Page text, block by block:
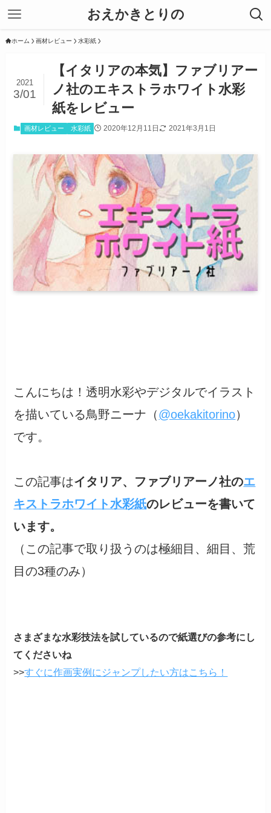
おえかきとりの
ホーム 画材レビュー 水彩紙
【イタリアの本気】ファブリアー
ノ社のエキストラホワイト水彩
紙をレビュー
2021
3/01
画材レビュー 水彩紙 2020年12月11日 2021年3月1日
こんにちは！透明水彩やデジタルでイラスト
を描いている鳥野ニーナ（@oekakitorino）
です。
この記事はイタリア、ファブリアーノ社のエ
キストラホワイト水彩紙のレビューを書いて
います。
（この記事で取り扱うのは極細目、細目、荒
目の3種のみ）
さまざまな水彩技法を試しているので紙選びの参考にし
てくださいね
>>すぐに作画実例にジャンプしたい方はこちら！